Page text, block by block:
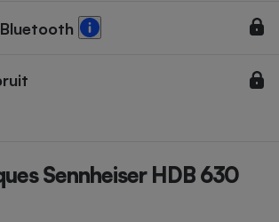
Sennheiser HDB 630